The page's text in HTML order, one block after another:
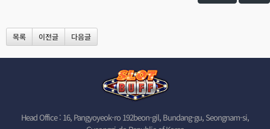
목록 이전글 다음글
Head Office : 16, Pangyoyeok-ro 192beon-gil, Bundang-gu, Seongnam-si,